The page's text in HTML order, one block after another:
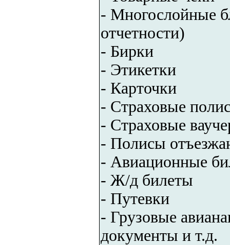
- Многослойные
отчетности)
- Бирки
- Этикетки
- Карточки
- Страховые
- Страховые
- Полисы
- Авиационные
- Ж/д билеты
- Путевки
- Грузовые
документы и т.д.